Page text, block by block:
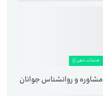
خدمات ذهن آرا
مشاوره و روانشناس جوانان